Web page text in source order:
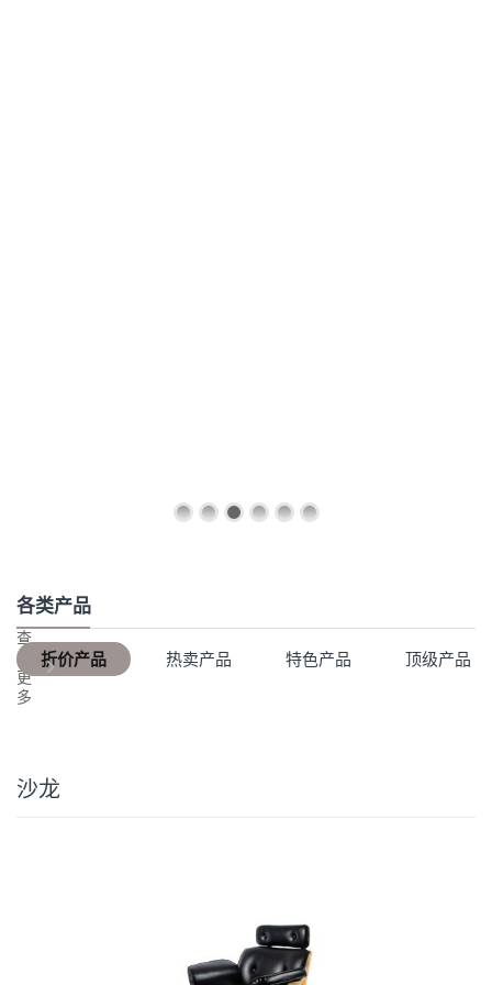
各类产品
折价产品 热卖产品 特色产品 顶级产品
查
看
更
多
沙龙